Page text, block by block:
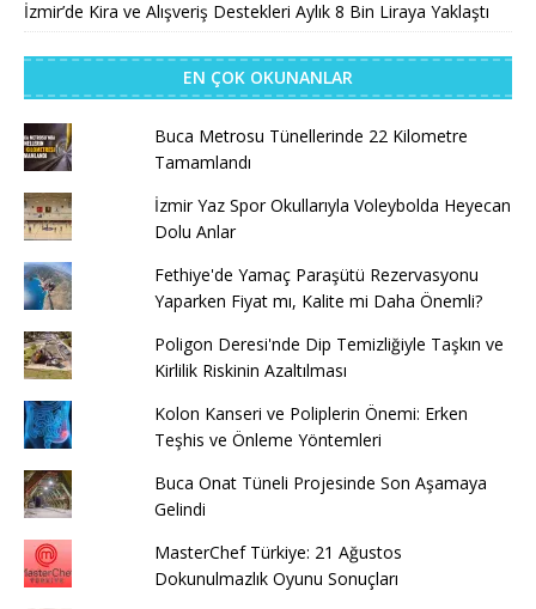
İzmir’de Kira ve Alışveriş Destekleri Aylık 8 Bin Liraya Yaklaştı
EN ÇOK OKUNANLAR
Buca Metrosu Tünellerinde 22 Kilometre
Tamamlandı
İzmir Yaz Spor Okullarıyla Voleybolda Heyecan
Dolu Anlar
Fethiye'de Yamaç Paraşütü Rezervasyonu
Yaparken Fiyat mı, Kalite mi Daha Önemli?
Poligon Deresi'nde Dip Temizliğiyle Taşkın ve
Kirlilik Riskinin Azaltılması
Kolon Kanseri ve Poliplerin Önemi: Erken
Teşhis ve Önleme Yöntemleri
Buca Onat Tüneli Projesinde Son Aşamaya
Gelindi
MasterChef Türkiye: 21 Ağustos
Dokunulmazlık Oyunu Sonuçları